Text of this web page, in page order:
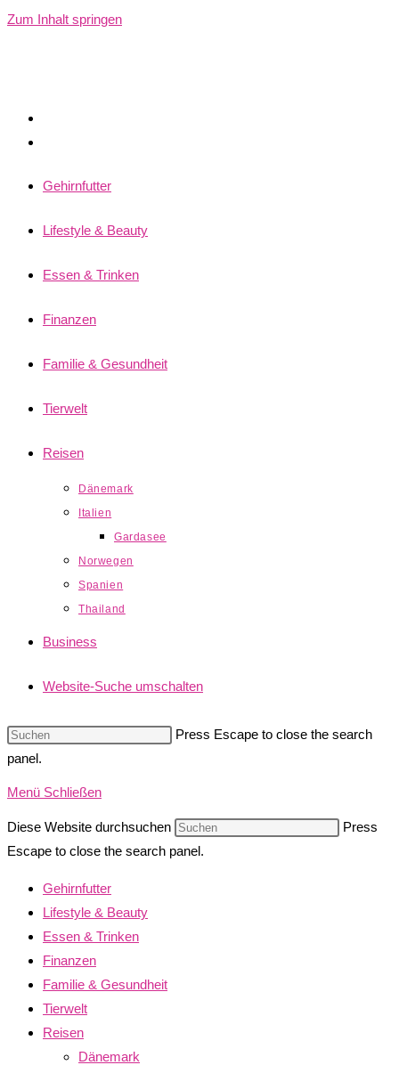
Zum Inhalt springen
Gehirnfutter
Lifestyle & Beauty
Essen & Trinken
Finanzen
Familie & Gesundheit
Tierwelt
Reisen
Dänemark
Italien
Gardasee
Norwegen
Spanien
Thailand
Business
Website-Suche umschalten
Press Escape to close the search
panel.
Menü Schließen
Diese Website durchsuchen
Press
Escape to close the search panel.
Gehirnfutter
Lifestyle & Beauty
Essen & Trinken
Finanzen
Familie & Gesundheit
Tierwelt
Reisen
Dänemark